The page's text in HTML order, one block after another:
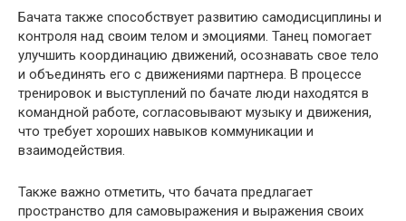
Бачата также способствует развитию самодисциплины и
контроля над своим телом и эмоциями. Танец помогает
улучшить координацию движений, осознавать свое тело
и объединять его с движениями партнера. В процессе
тренировок и выступлений по бачате люди находятся в
командной работе, согласовывают музыку и движения,
что требует хороших навыков коммуникации и
взаимодействия.
Также важно отметить, что бачата предлагает
пространство для самовыражения и выражения своих